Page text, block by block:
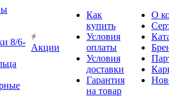
8/6-
Акции
Как
купить
Условия
оплаты
Условия
доставки
Гарантия
на товар
О